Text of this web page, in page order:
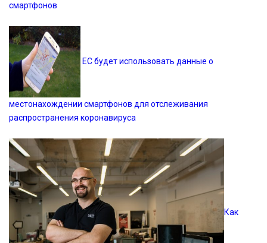
смартфонов
ЕС будет использовать данные о
местонахождении смартфонов для отслеживания
распространения коронавируса
Как